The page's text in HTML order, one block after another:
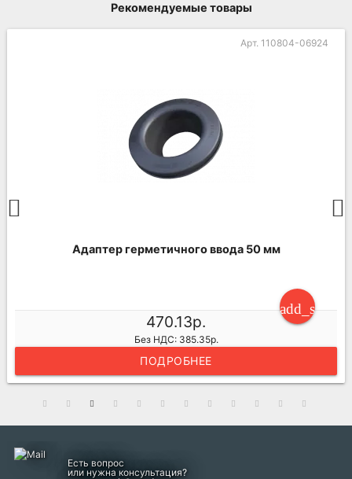
Рекомендуемые товары
Арт. 110804-06924
Адаптер герметичного ввода 50 мм
470.13р.
Без НДС: 385.35р.
ПОДРОБНЕЕ
Есть вопрос
или нужна консультация?